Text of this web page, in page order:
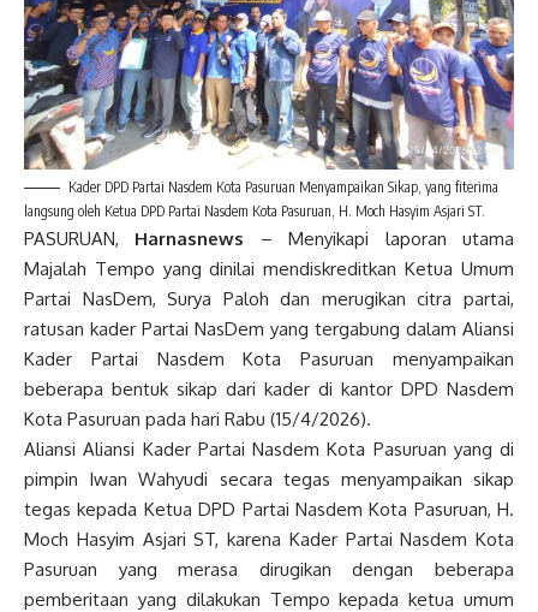
Kader DPD Partai Nasdem Kota Pasuruan Menyampaikan Sikap, yang fiterima
langsung oleh Ketua DPD Partai Nasdem Kota Pasuruan, H. Moch Hasyim Asjari ST.
PASURUAN, Harnasnews – Menyikapi laporan utama
Majalah Tempo yang dinilai mendiskreditkan Ketua Umum
Partai NasDem, Surya Paloh dan merugikan citra partai,
ratusan kader Partai NasDem yang tergabung dalam Aliansi
Kader Partai Nasdem Kota Pasuruan menyampaikan
beberapa bentuk sikap dari kader di kantor DPD Nasdem
Kota Pasuruan pada hari Rabu (15/4/2026).
Aliansi Aliansi Kader Partai Nasdem Kota Pasuruan yang di
pimpin Iwan Wahyudi secara tegas menyampaikan sikap
tegas kepada Ketua DPD Partai Nasdem Kota Pasuruan, H.
Moch Hasyim Asjari ST, karena Kader Partai Nasdem Kota
Pasuruan yang merasa dirugikan dengan beberapa
pemberitaan yang dilakukan Tempo kepada ketua umum